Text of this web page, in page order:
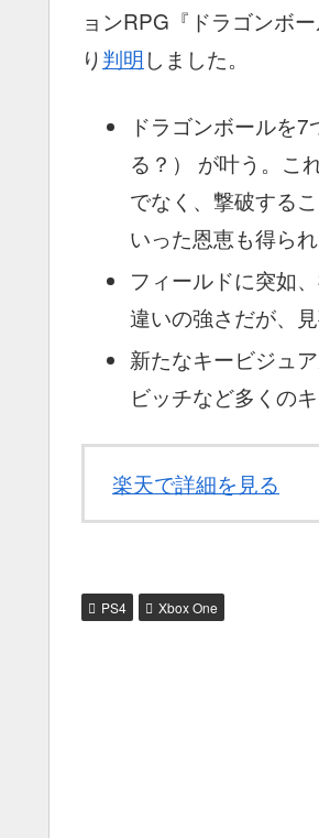
ョンRPG『ドラゴンボ
り判明しました。
ドラゴンボールを
る？） が叶う。こ
でなく、撃破する
いった恩恵も得られ
フィールドに突如
違いの強さだが、
新たなキービジュ
ビッチなど多くの
楽天で詳細を見る
PS4 Xbox One